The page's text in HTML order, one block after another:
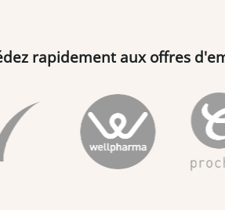
rapidement aux offres